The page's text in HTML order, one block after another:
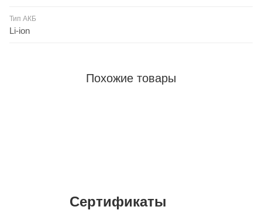
Тип АКБ
Li-ion
Похожие товары
Сертификаты